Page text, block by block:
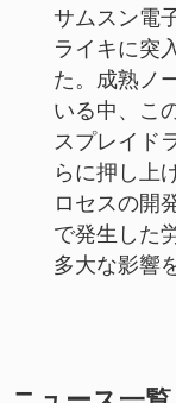
サムスン電
ライキに突
た。成熟ノ
いる中、こ
スプレイド
らに押し上
ロセスの開
で発生した
多大な影響